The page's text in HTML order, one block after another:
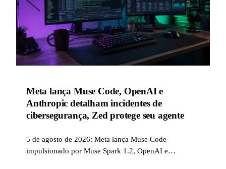
Meta lança Muse Code, OpenAI e
Anthropic detalham incidentes de
cibersegurança, Zed protege seu agente
5 de agosto de 2026: Meta lança Muse Code
impulsionado por Muse Spark 1.2, OpenAI e